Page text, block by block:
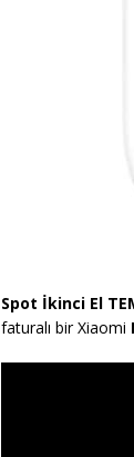
Spot İkinci El
faturalı bir Xiaomi